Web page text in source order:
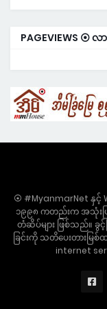
PAGEVIEWS ⦿
⦿ #MyanmarNet နှင့်
၁၉၉၈ ကတည်းက အသုံး
တံဆိပ်များ ဖြစ်သည်။ ခွ
ခြင်းကို သတိပေးတားမြ
internet